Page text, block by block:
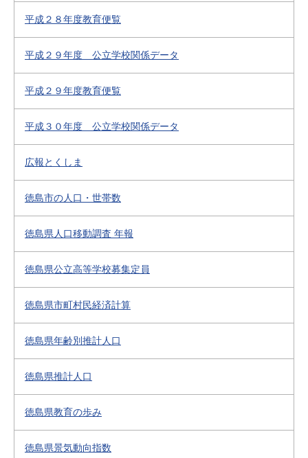
平成２８年度教育便覧
平成２９年度 公立学校関係データ
平成２９年度教育便覧
平成３０年度 公立学校関係データ
広報とくしま
徳島市の人口・世帯数
徳島県人口移動調査 年報
徳島県公立高等学校募集定員
徳島県市町村民経済計算
徳島県年齢別推計人口
徳島県推計人口
徳島県教育の歩み
徳島県景気動向指数